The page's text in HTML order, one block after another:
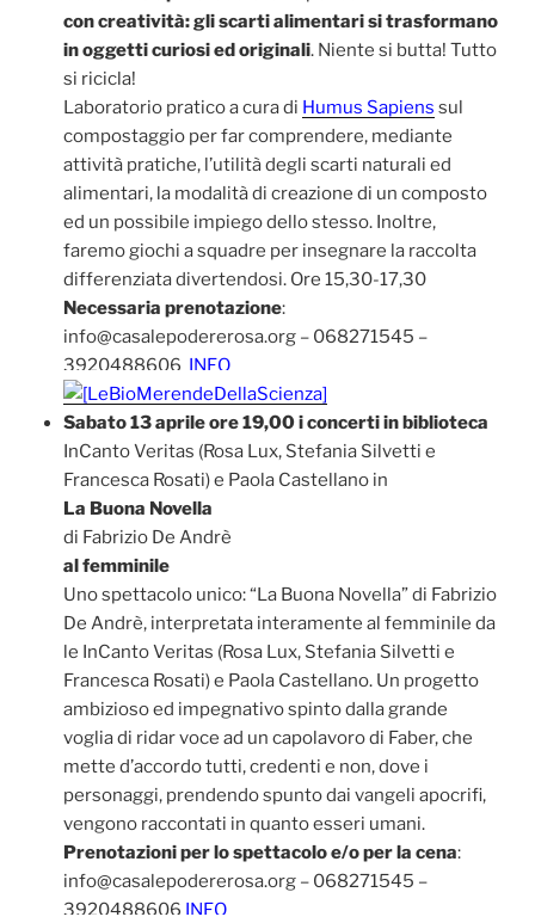
con creatività: gli scarti alimentari si trasformano
in oggetti curiosi ed originali. Niente si butta! Tutto
si ricicla!
Laboratorio pratico a cura di Humus Sapiens sul
compostaggio per far comprendere, mediante
attività pratiche, l’utilità degli scarti naturali ed
alimentari, la modalità di creazione di un composto
ed un possibile impiego dello stesso. Inoltre,
faremo giochi a squadre per insegnare la raccolta
differenziata divertendosi. Ore 15,30-17,30
Necessaria prenotazione:
info@casalepodererosa.org – 068271545 –
3920488606 INFO
Sabato 13 aprile ore 19,00 i concerti in biblioteca
InCanto Veritas (Rosa Lux, Stefania Silvetti e
Francesca Rosati) e Paola Castellano in
La Buona Novella
di Fabrizio De Andrè
al femminile
Uno spettacolo unico: “La Buona Novella” di Fabrizio
De Andrè, interpretata interamente al femminile da
le InCanto Veritas (Rosa Lux, Stefania Silvetti e
Francesca Rosati) e Paola Castellano. Un progetto
ambizioso ed impegnativo spinto dalla grande
voglia di ridar voce ad un capolavoro di Faber, che
mette d’accordo tutti, credenti e non, dove i
personaggi, prendendo spunto dai vangeli apocrifi,
vengono raccontati in quanto esseri umani.
Prenotazioni per lo spettacolo e/o per la cena:
info@casalepodererosa.org – 068271545 –
3920488606 INFO